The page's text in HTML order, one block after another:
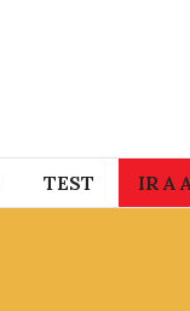
TEST IR A